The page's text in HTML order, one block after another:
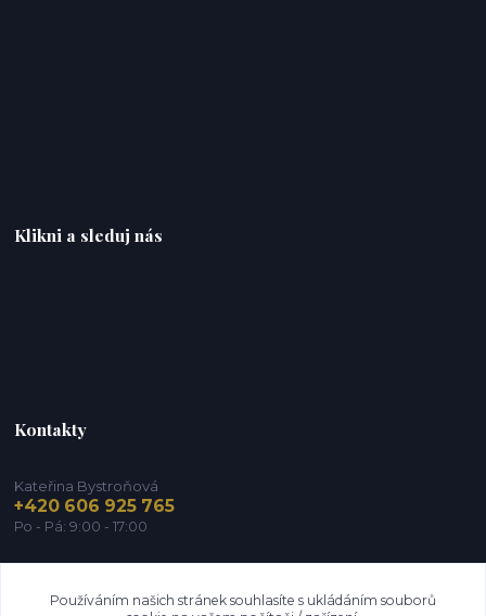
Klikni a sleduj nás
Kontakty
Kateřina Bystroňová
+420 606 925 765
Po - Pá: 9:00 - 17:00
Používáním našich stránek souhlasíte s ukládáním souborů